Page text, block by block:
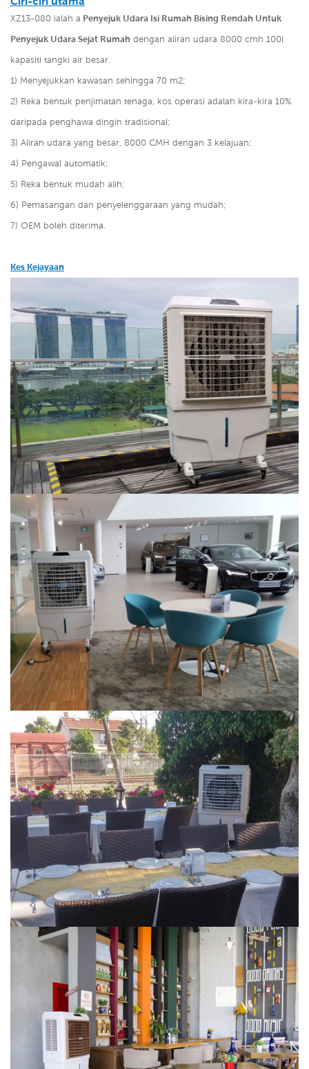
XZ13-080 ialah a Penyejuk Udara Isi Rumah Bising Rendah Untuk
Penyejuk Udara Sejat Rumah dengan aliran udara 8000 cmh 100l
kapasiti tangki air besar.
1) Menyejukkan kawasan sehingga 70 m2;
2) Reka bentuk penjimatan tenaga, kos operasi adalah kira-kira 10%
daripada penghawa dingin tradisional;
3) Aliran udara yang besar, 8000 CMH dengan 3 kelajuan;
4) Pengawal automatik;
5) Reka bentuk mudah alih;
6) Pemasangan dan penyelenggaraan yang mudah;
7) OEM boleh diterima.
Kes Kejayaan